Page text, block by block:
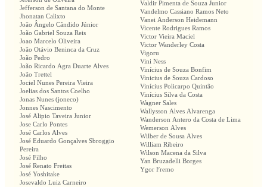
Jefferson de Santana do Monte
Jhonatan Calixto
João Ângelo Cândido Júnior
João Gabriel Souza Reis
Joao Marcelo Oliveira
João Otávio Beninca da Cruz
João Pedro
João Ricardo Agra Duarte Alves
João Trettel
Jociel Nunes Pereira Vieira
Joelias dos Santos Coelho
Jonas Nunes (joneco)
Jonnes Nascimento
José Alipio Taveira Junior
Jose Carlo Pontes
José Carlos Alves
José Eduardo Gonçalves Sbroggio
Pereira
José Filho
José Renato Freitas
José Yoshitake
Josevaldo Luiz Carneiro
Valdir Pimenta de Souza Junior
Vandelmo Cassiano Ramos Neto
Vanei Anderson Heidemann
Vicente Rodrigues Ramos
Victor Vieira Maciel
Victor Wanderley Costa
Vigoru
Vini Ness
Vinícius de Souza Bonfim
Vinicius de Souza Cardoso
Vinícius Policarpo Quintão
Vinícius Silva da Costa
Wagner Sales
Wallysson Alves Alvarenga
Wanderson Antero da Costa de Lima
Wemerson Alves
Wilber de Sousa Alves
William Ribeiro
Wilson Macena da Silva
Yan Bruzadelli Borges
Ygor Fremo